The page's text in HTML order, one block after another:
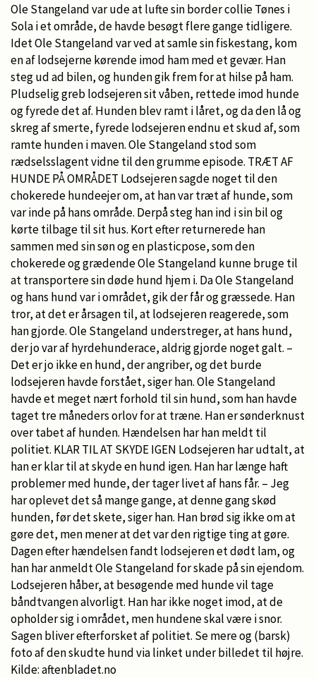
Ole Stangeland var ude at lufte sin border collie Tønes i
Sola i et område, de havde besøgt flere gange tidligere.
Idet Ole Stangeland var ved at samle sin fiskestang, kom
en af lodsejerne kørende imod ham med et gevær. Han
steg ud ad bilen, og hunden gik frem for at hilse på ham.
Pludselig greb lodsejeren sit våben, rettede imod hunde
og fyrede det af. Hunden blev ramt i låret, og da den lå og
skreg af smerte, fyrede lodsejeren endnu et skud af, som
ramte hunden i maven. Ole Stangeland stod som
rædselsslagent vidne til den grumme episode. TRÆT AF
HUNDE PÅ OMRÅDET Lodsejeren sagde noget til den
chokerede hundeejer om, at han var træt af hunde, som
var inde på hans område. Derpå steg han ind i sin bil og
kørte tilbage til sit hus. Kort efter returnerede han
sammen med sin søn og en plasticpose, som den
chokerede og grædende Ole Stangeland kunne bruge til
at transportere sin døde hund hjem i. Da Ole Stangeland
og hans hund var i området, gik der får og græssede. Han
tror, at det er årsagen til, at lodsejeren reagerede, som
han gjorde. Ole Stangeland understreger, at hans hund,
der jo var af hyrdehunderace, aldrig gjorde noget galt. –
Det er jo ikke en hund, der angriber, og det burde
lodsejeren havde forstået, siger han. Ole Stangeland
havde et meget nært forhold til sin hund, som han havde
taget tre måneders orlov for at træne. Han er sønderknust
over tabet af hunden. Hændelsen har han meldt til
politiet. KLAR TIL AT SKYDE IGEN Lodsejeren har udtalt, at
han er klar til at skyde en hund igen. Han har længe haft
problemer med hunde, der tager livet af hans får. – Jeg
har oplevet det så mange gange, at denne gang skød
hunden, før det skete, siger han. Han brød sig ikke om at
gøre det, men mener at det var den rigtige ting at gøre.
Dagen efter hændelsen fandt lodsejeren et dødt lam, og
han har anmeldt Ole Stangeland for skade på sin ejendom.
Lodsejeren håber, at besøgende med hunde vil tage
båndtvangen alvorligt. Han har ikke noget imod, at de
opholder sig i området, men hundene skal være i snor.
Sagen bliver efterforsket af politiet. Se mere og (barsk)
foto af den skudte hund via linket under billedet til højre.
Kilde: aftenbladet.no